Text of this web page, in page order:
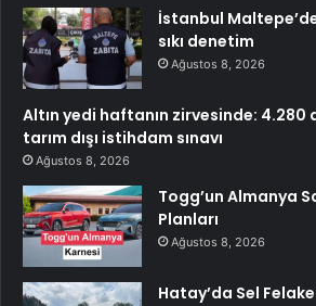
İstanbul
sıkı denetim
Ağustos 8, 2026
Altın yedi haftanın zirvesinde: 4.280
tarım dışı istihdam sınavı
Ağustos 8, 2026
Togg’un Almanya
Planları
Ağustos 8, 2026
Hatay’da Sel